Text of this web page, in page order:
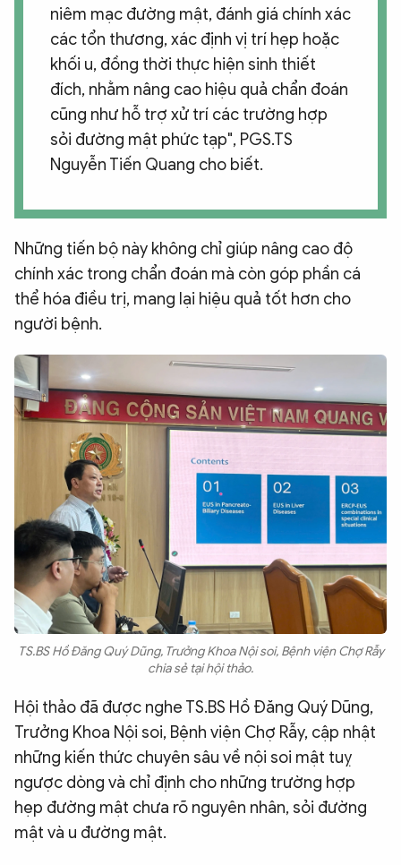
niêm mạc đường mật, đánh giá chính xác
các tổn thương, xác định vị trí hẹp hoặc
khối u, đồng thời thực hiện sinh thiết
đích, nhằm nâng cao hiệu quả chẩn đoán
cũng như hỗ trợ xử trí các trường hợp
sỏi đường mật phức tạp", PGS.TS
Nguyễn Tiến Quang cho biết.
Những tiến bộ này không chỉ giúp nâng cao độ
chính xác trong chẩn đoán mà còn góp phần cá
thể hóa điều trị, mang lại hiệu quả tốt hơn cho
người bệnh.
TS.BS Hồ Đăng Quý Dũng, Trưởng Khoa Nội soi, Bệnh viện Chợ Rẫy
chia sẻ tại hội thảo.
Hội thảo đã được nghe TS.BS Hồ Đăng Quý Dũng,
Trưởng Khoa Nội soi, Bệnh viện Chợ Rẫy, cập nhật
những kiến thức chuyên sâu về nội soi mật tuỵ
ngược dòng và chỉ định cho những trường hợp
hẹp đường mật chưa rõ nguyên nhân, sỏi đường
mật và u đường mật.